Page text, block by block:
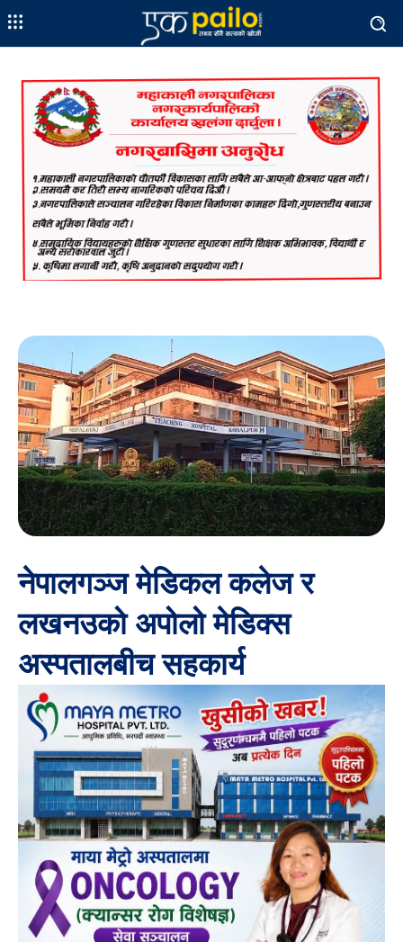
नेपालगञ्ज मेडिकल कलेज र
लखनउको अपोलो मेडिक्स
अस्पतालबीच सहकार्य